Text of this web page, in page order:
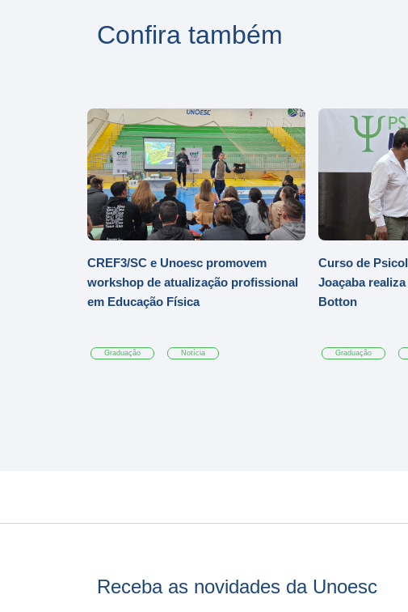
Confira também
CREF3/SC e Unoesc promovem
workshop de atualização profissional
em Educação Física
Graduação Notícia
Curso de
Joaçaba
Botton
Graduação
Receba as novidades da Unoesc